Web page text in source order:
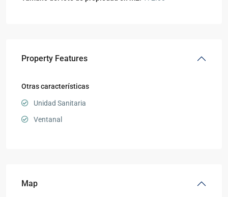
Property Features
Otras características
Unidad Sanitaria
Ventanal
Map